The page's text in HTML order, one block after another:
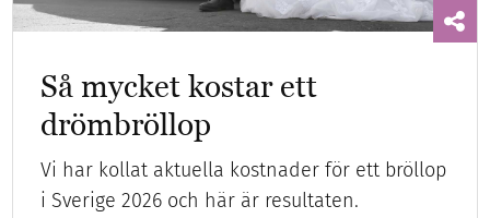
Så mycket kostar ett
drömbröllop
Vi har kollat aktuella kostnader för ett bröllop
i Sverige 2026 och här är resultaten.